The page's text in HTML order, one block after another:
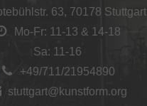
63, 70178 Stuttgart
Mo-Fr: 11-13 & 14-18
Sa: 11-16
+49/711/21954890
stuttgart@kunstform.org